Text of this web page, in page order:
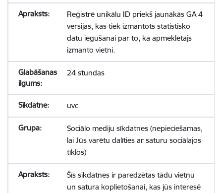
Reģistrē unikālu ID priekš jaunākās GA 4
versijas, kas tiek izmantots statistisko
datu iegūšanai par to, kā apmeklētājs
izmanto vietni.
24 stundas
uvc
Sociālo mediju sīkdatnes (nepieciešamas,
lai Jūs varētu dalīties ar saturu sociālajos
tīklos)
Šīs sīkdatnes ir paredzētas tādu vietņu
un satura koplietošanai, kas jūs interesē